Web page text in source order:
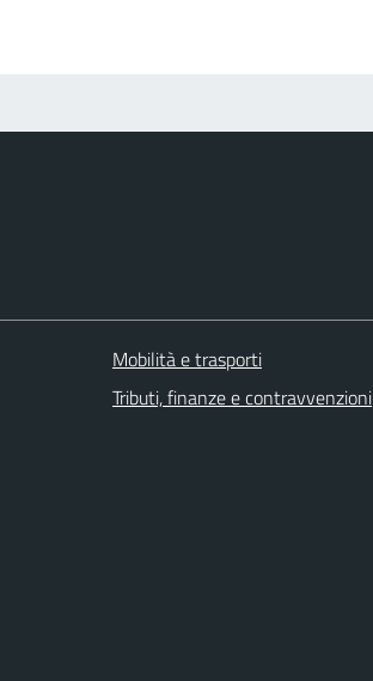
Mobilità e trasporti
Tributi, finanze e contravvenzioni